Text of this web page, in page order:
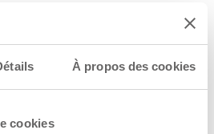
À propos des cookies
cookies
: